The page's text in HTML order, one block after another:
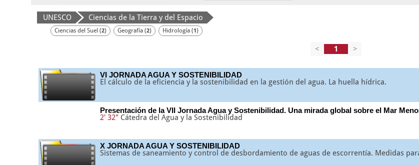
UNESCO Ciencias de la Tierra y del Espacio
Ciencias del Suel (2) Geografía (2) Hidrología (1)
< >
VI JORNADA AGUA Y SOSTENIBILIDAD
El cálculo de la eficiencia y la sostenibilidad en la gestión del agua. La huella hídrica.
Presentación de la VII Jornada Agua y Sostenibilidad. Una mirada global sobre el Mar
2' 32" Cátedra del Agua y la Sostenibilidad
X JORNADA AGUA Y SOSTENIBILIDAD
Sistemas de saneamiento y control de desbordamiento de aguas de escorrentía. Medidas